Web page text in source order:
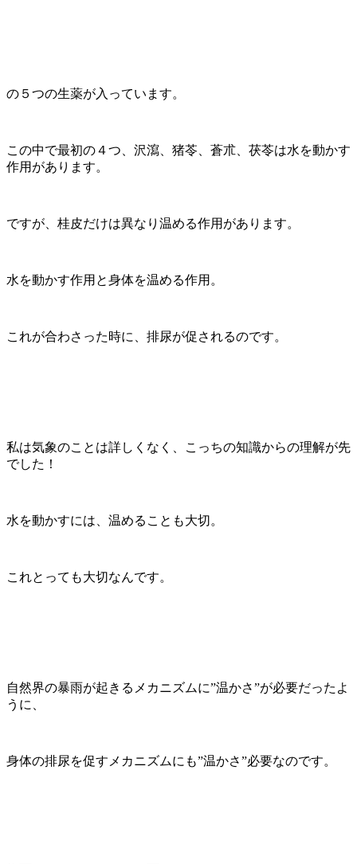
の５つの生薬が入っています。
この中で最初の４つ、沢瀉、猪苓、蒼朮、茯苓は水を動かす
作用があります。
ですが、桂皮だけは異なり温める作用があります。
水を動かす作用と身体を温める作用。
これが合わさった時に、排尿が促されるのです。
私は気象のことは詳しくなく、こっちの知識からの理解が先
でした！
水を動かすには、温めることも大切。
これとっても大切なんです。
自然界の暴雨が起きるメカニズムに”温かさ”が必要だったよ
うに、
身体の排尿を促すメカニズムにも”温かさ”必要なのです。